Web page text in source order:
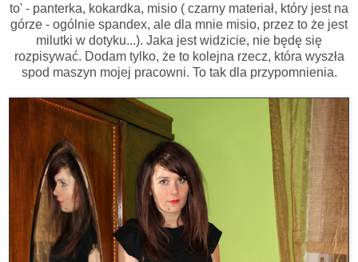
to' - panterka, kokardka, misio ( czarny materiał, który jest na
górze - ogólnie spandex, ale dla mnie misio, przez to że jest
milutki w dotyku...). Jaka jest widzicie, nie będę się
rozpisywać. Dodam tylko, że to kolejna rzecz, która wyszła
spod maszyn mojej pracowni. To tak dla przypomnienia.